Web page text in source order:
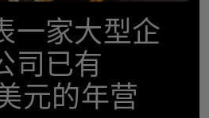
一家大型企
司已有
元的年营